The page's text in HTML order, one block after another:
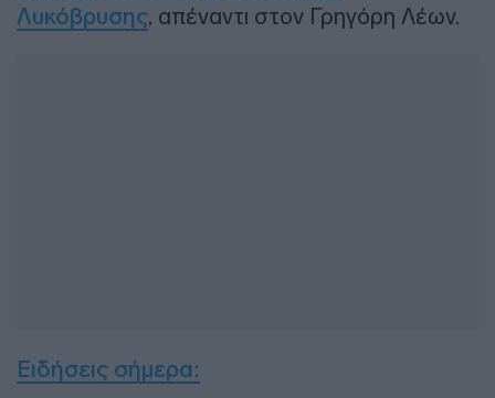
Λυκόβρυσης, απέναντι στον Γρηγόρη Λέων.
Ειδήσεις σήμερα: